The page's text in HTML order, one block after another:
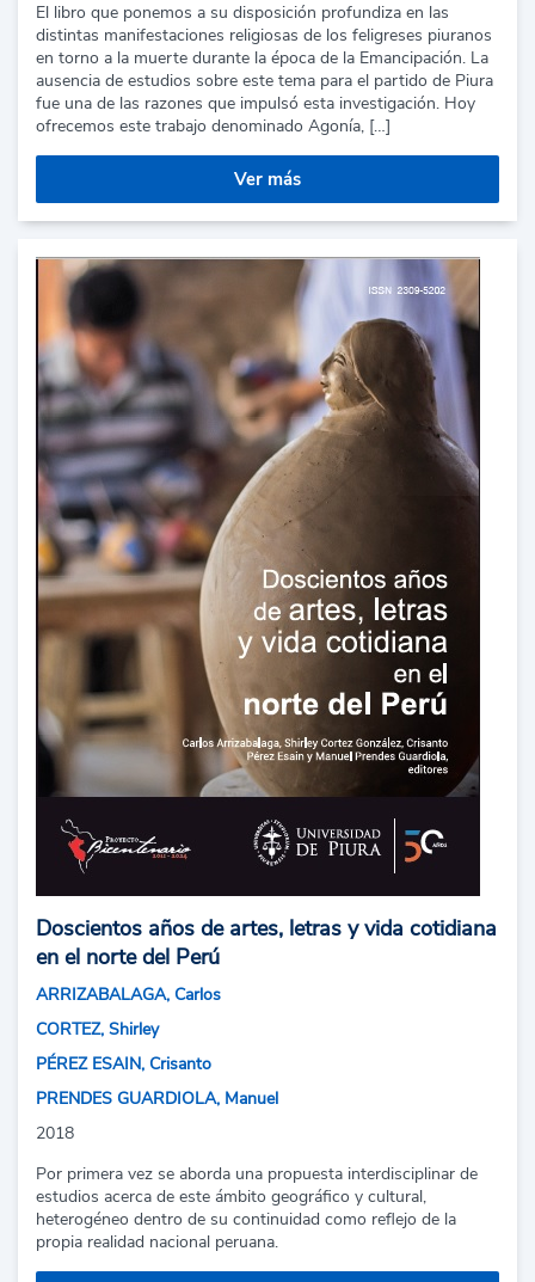
El libro que ponemos a su disposición profundiza en las
distintas manifestaciones religiosas de los feligreses piuranos
en torno a la muerte durante la época de la Emancipación. La
ausencia de estudios sobre este tema para el partido de Piura
fue una de las razones que impulsó esta investigación. Hoy
ofrecemos este trabajo denominado Agonía, […]
Ver más
Doscientos años de artes, letras y vida cotidiana
en el norte del Perú
ARRIZABALAGA, Carlos
CORTEZ, Shirley
PÉREZ ESAIN, Crisanto
PRENDES GUARDIOLA, Manuel
2018
Por primera vez se aborda una propuesta interdisciplinar de
estudios acerca de este ámbito geográfico y cultural,
heterogéneo dentro de su continuidad como reflejo de la
propia realidad nacional peruana.